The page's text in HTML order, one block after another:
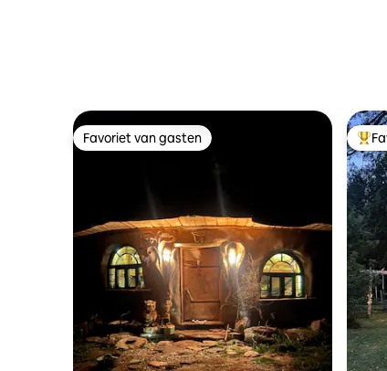
Favoriet van gasten
Favoriet van gasten